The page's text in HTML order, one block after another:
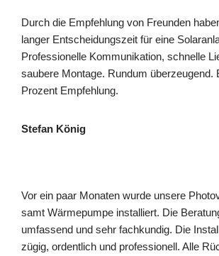
Durch die Empfehlung von Freunden
langer Entscheidungszeit für eine
Professionelle Kommunikation, schnelle
saubere Montage. Rundum überzeugend.
Prozent Empfehlung.
Stefan König
Vor ein paar Monaten wurde unsere
samt Wärmepumpe installiert. Die
umfassend und sehr fachkundig. Die
zügig, ordentlich und professionell. Alle